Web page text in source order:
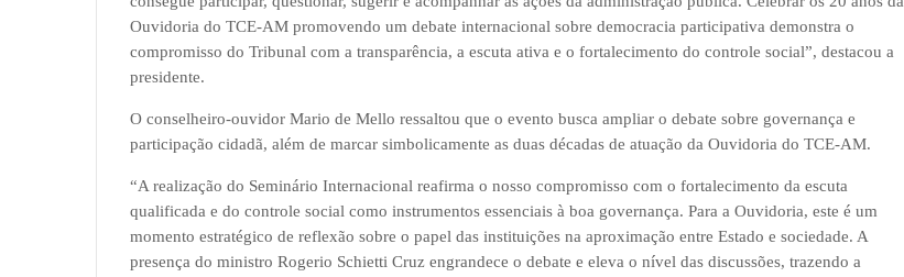
Ouvidoria do TCE-AM promovendo um debate internacional sobre democracia participativa demonstra o
compromisso do Tribunal com a transparência, a escuta ativa e o fortalecimento do controle social”, destacou a
presidente.
O conselheiro-ouvidor Mario de Mello ressaltou que o evento busca ampliar o debate sobre governança e
participação cidadã, além de marcar simbolicamente as duas décadas de atuação da Ouvidoria do TCE-AM.
“A realização do Seminário Internacional reafirma o nosso compromisso com o fortalecimento da escuta
qualificada e do controle social como instrumentos essenciais à boa governança. Para a Ouvidoria, este é um
momento estratégico de reflexão sobre o papel das instituições na aproximação entre Estado e sociedade. A
presença do ministro Rogerio Schietti Cruz engrandece o debate e eleva o nível das discussões, trazendo a